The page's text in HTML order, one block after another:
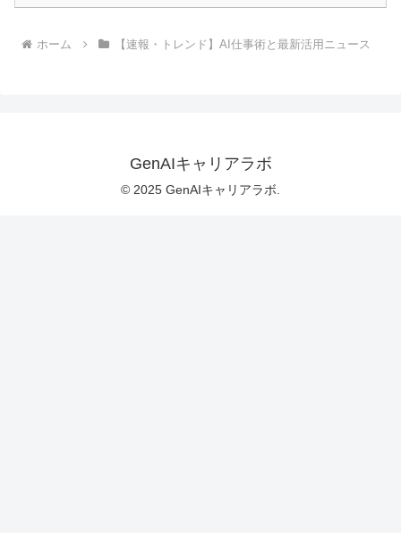
ホーム 【速報・トレンド】AI仕事術と最新活用ニュース
GenAIキャリアラボ
© 2025 GenAIキャリアラボ.